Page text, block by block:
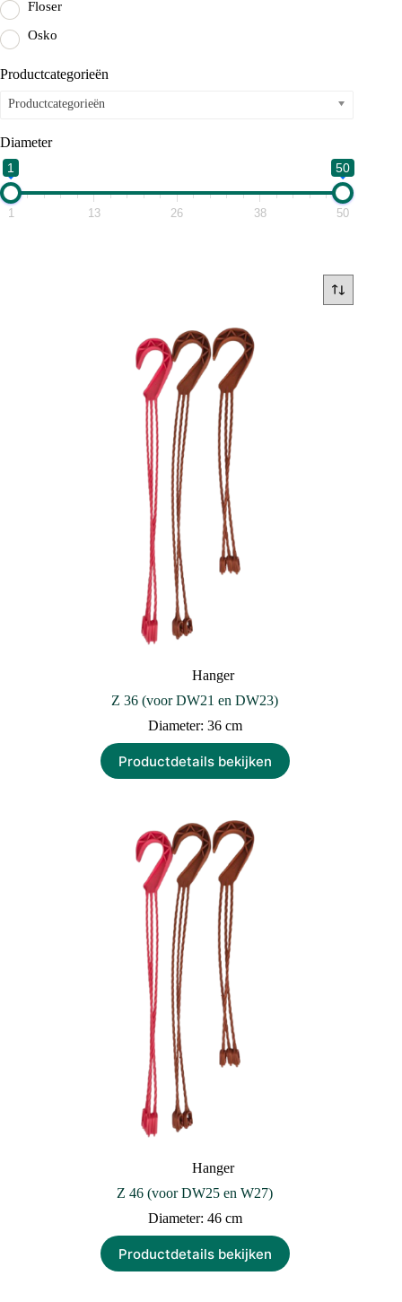
Hanger
Z 36 (voor DW21 en DW23)
Diameter: 36 cm
Productdetails bekijken
Hanger
Z 46 (voor DW25 en W27)
Diameter: 46 cm
Productdetails bekijken
Floser
Osko
Productcategorieën
Productcategorieën
Diameter
1 50
1 13 26 38 50